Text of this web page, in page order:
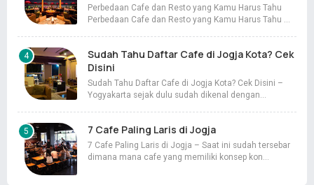
Perbedaan Cafe dan Resto yang Kamu Harus Tahu
Perbedaan Cafe dan Resto yang Kamu Harus Tahu …
Sudah Tahu Daftar Cafe di Jogja Kota? Cek
Disini
Sudah Tahu Daftar Cafe di Jogja Kota? Cek Disini –
Yogyakarta sejak dulu sudah dikenal dengan…
7 Cafe Paling Laris di Jogja
7 Cafe Paling Laris di Jogja – Saat ini sudah tersebar
dimana mana cafe yang memiliki konsep kon…